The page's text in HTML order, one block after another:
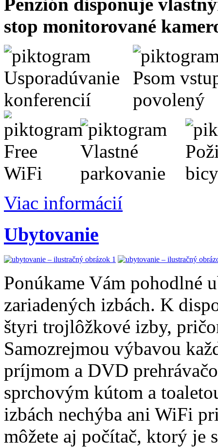
Penzión disponuje
stop monitorované
Viac informácií
Ubytovanie
Ponúkame Vám pohodlné
zariadených izbách. K
štyri trojlôžkové izby,
Samozrejmou výbavou
príjmom a DVD
sprchovým kútom a
izbách nechýba ani WiFi
môžete aj počítač, ktorý je